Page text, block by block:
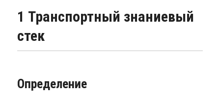
1 Транспортный знаниевый
стек
Определение